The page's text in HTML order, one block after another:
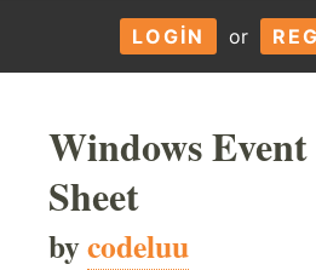
LOGIN or
Windows
Sheet
bycodeluu